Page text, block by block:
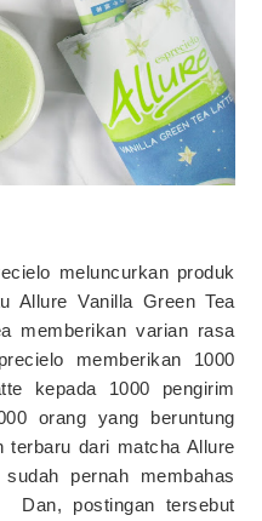
meluncurkan produk
Allure Vanilla Green Tea
memberikan varian rasa
memberikan 1000
kepada 1000 pengirim
orang yang beruntung
terbaru dari matcha Allure
pernah membahas
Dan, postingan tersebut